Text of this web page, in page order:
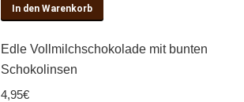
In den Warenkorb
Edle Vollmilchschokolade mit bunten
Schokolinsen
4,95€